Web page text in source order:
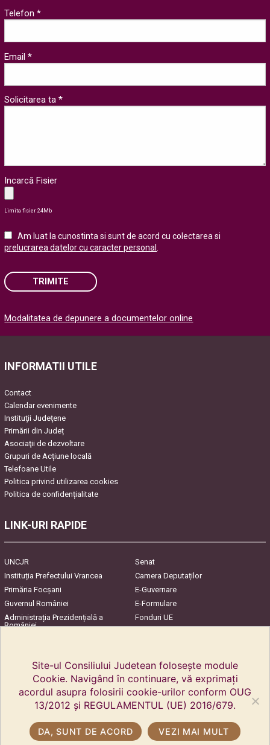
Telefon *
Email *
Solicitarea ta *
Incarcă Fisier
Limita fisier 24Mb
Am luat la cunostinta si sunt de acord cu colectarea si
prelucrarea datelor cu caracter personal
TRIMITE
Please
empty.
Modalitatea de depunere a documentelor online
INFORMATII UTILE
Contact
Calendar evenimente
Instituţii Judeţene
Primării din Județ
Asociaţii de dezvoltare
Grupuri de Acțiune locală
Telefoane Utile
Politica privind utilizarea cookies
Politica de confidențialitate
LINK-URI RAPIDE
UNCJR
Senat
Instituția Prefectului Vrancea
Camera Deputaților
Primăria Focşani
E-Guvernare
Guvernul României
E-Formulare
Administrația Prezidențială a
României
Fonduri UE
Site-ul Consiliului Judetean folosește module
Cookie. Navigând în continuare, vă exprimați
acordul asupra folosirii cookie-urilor conform OUG
13/2012 și REGULAMENTUL (UE) 2016/679.
DA, SUNT DE ACORD VEZI MAI MULT